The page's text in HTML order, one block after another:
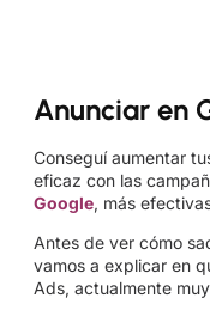
Anunciar en
Conseguí aumentar
eficaz con las
Google, más
Antes de ver cómo
vamos a explicar en
Ads, actualmente